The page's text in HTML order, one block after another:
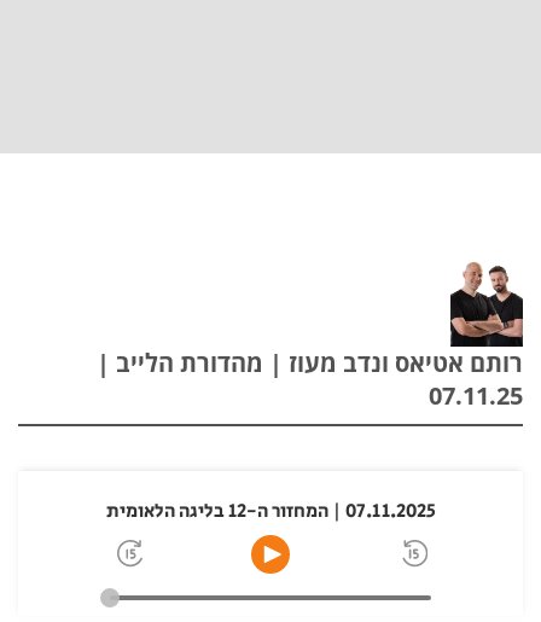
רותם אטיאס ונדב מעוז | מהדורת הלייב |
07.11.25
07.11.2025 | המחזור ה-12 בליגה הלאומית